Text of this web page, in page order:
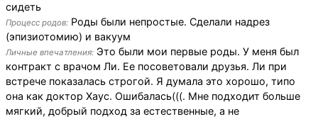
сидеть
Процесс родов: Роды были непростые. Сделали надрез
(эпизиотомию) и вакуум
Личные впечатления: Это были мои первые роды. У меня был
контракт с врачом Ли. Ее посоветовали друзья. Ли при
встрече показалась строгой. Я думала это хорошо, типо
она как доктор Хаус. Ошибалась(((. Мне подходит больше
мягкий, добрый подход за естественные, а не